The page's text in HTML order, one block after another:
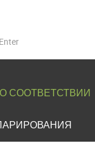
СООТВЕТСТВИИ